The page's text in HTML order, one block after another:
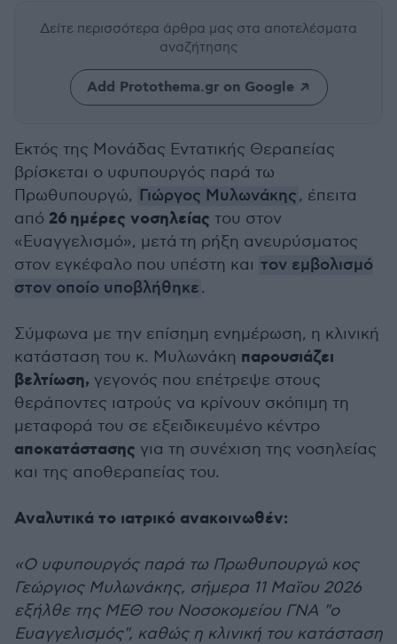
Δείτε περισσότερα άρθρα μας στα αποτελέσματα
αναζήτησης
Add Protothema.gr on Google
Εκτός της Μονάδας Εντατικής Θεραπείας
βρίσκεται ο υφυπουργός παρά τω
Πρωθυπουργώ, Γιώργος Μυλωνάκης, έπειτα
από 26 ημέρες νοσηλείας του στον
«Ευαγγελισμό», μετά τη ρήξη ανευρύσματος
στον εγκέφαλο που υπέστη και τον εμβολισμό
στον οποίο υποβλήθηκε.
Σύμφωνα με την επίσημη ενημέρωση, η κλινική
κατάσταση του κ. Μυλωνάκη παρουσιάζει
βελτίωση, γεγονός που επέτρεψε στους
θεράποντες ιατρούς να κρίνουν σκόπιμη τη
μεταφορά του σε εξειδικευμένο κέντρο
αποκατάστασης για τη συνέχιση της νοσηλείας
και της αποθεραπείας του.
Αναλυτικά το ιατρικό ανακοινωθέν:
«Ο υφυπουργός παρά τω Πρωθυπουργώ κος
Γεώργιος Μυλωνάκης, σήμερα 11 Μαϊου 2026
εξήλθε της ΜΕΘ του Νοσοκομείου ΓΝΑ "ο
Ευαγγελισμός", καθώς η κλινική του κατάσταση